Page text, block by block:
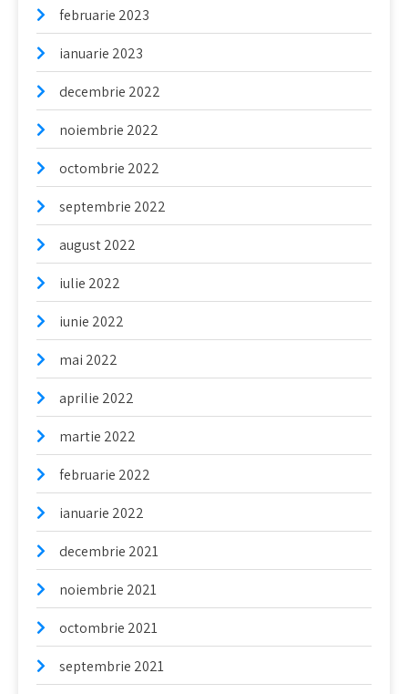
februarie 2023
ianuarie 2023
decembrie 2022
noiembrie 2022
octombrie 2022
septembrie 2022
august 2022
iulie 2022
iunie 2022
mai 2022
aprilie 2022
martie 2022
februarie 2022
ianuarie 2022
decembrie 2021
noiembrie 2021
octombrie 2021
septembrie 2021